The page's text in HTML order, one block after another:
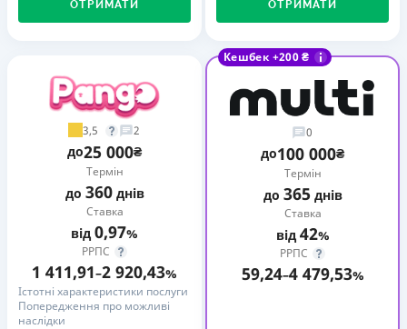
ОТРИМАТИ ОТРИМАТИ
3,5 2
до25 000₴
Термін
до 360днів
Ставка
від 0,97%
РРПС
1 411,91–2 920,43%
Істотні характеристики послуги
Попередження про можливі
наслідки
Кешбек +200 ₴
0
до100 000₴
Термін
до 365днів
Ставка
від 42%
РРПС
59,24–4 479,53%